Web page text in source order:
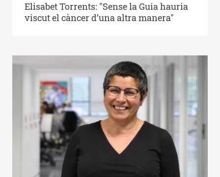
Elisabet Torrents: "Sense la Guia hauria
viscut el càncer d’una altra manera"